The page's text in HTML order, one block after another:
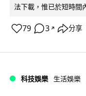
法下載，惟已於短時間
79 3 ↗ 分享
科技娛樂 生活娛樂